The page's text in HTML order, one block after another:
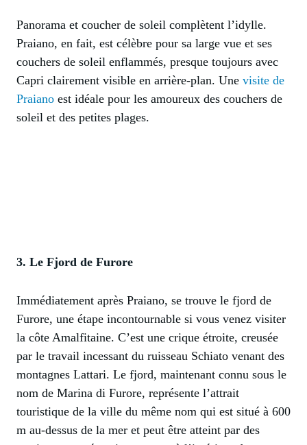
Panorama et coucher de soleil complètent l’idylle.
Praiano, en fait, est célèbre pour sa large vue et ses
couchers de soleil enflammés, presque toujours avec
Capri clairement visible en arrière-plan. Une visite de
Praiano est idéale pour les amoureux des couchers de
soleil et des petites plages.
3. Le Fjord de Furore
Immédiatement après Praiano, se trouve le fjord de
Furore, une étape incontournable si vous venez visiter
la côte Amalfitaine. C’est une crique étroite, creusée
par le travail incessant du ruisseau Schiato venant des
montagnes Lattari. Le fjord, maintenant connu sous le
nom de Marina di Furore, représente l’attrait
touristique de la ville du même nom qui est situé à 600
m au-dessus de la mer et peut être atteint par des